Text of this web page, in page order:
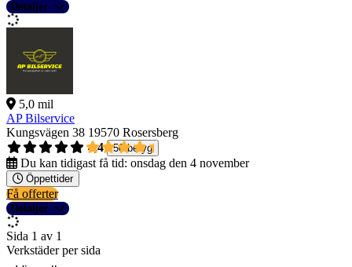
Detaljer
5,0 mil
AP Bilservice
Kungsvägen 38 19570 Rosersberg
4,4
50 betyg
Du kan tidigast få tid: onsdag den 4 november
Öppettider
Få offerter
Detaljer
Sida 1 av 1
Verkstäder per sida